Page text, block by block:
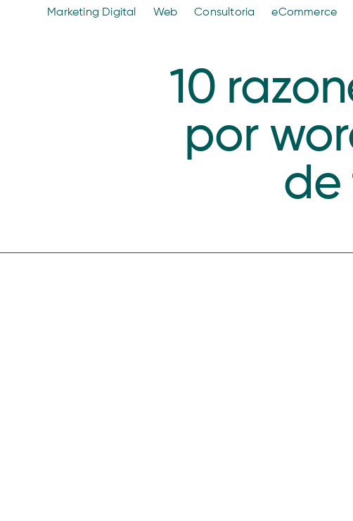
Marketing Digital Web Consultoria eCommerce
10
por
de